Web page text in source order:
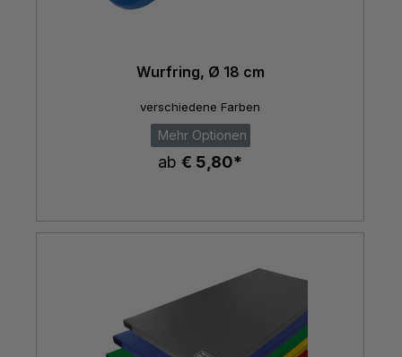
Wurfring, Ø 18 cm
verschiedene Farben
Mehr Optionen
ab € 5,80*